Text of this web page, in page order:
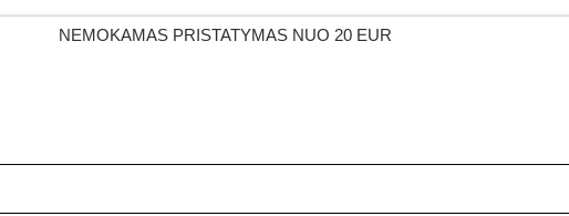
NEMOKAMAS PRISTATYMAS NUO 20 EUR